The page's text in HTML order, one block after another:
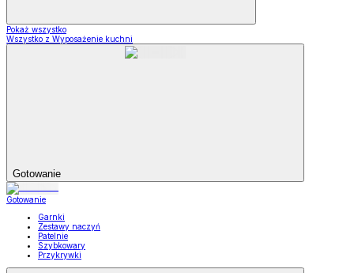
Pokaż wszystko
Wszystko z Wyposażenie kuchni
Gotowanie
Gotowanie
Garnki
Zestawy naczyń
Patelnie
Szybkowary
Przykrywki